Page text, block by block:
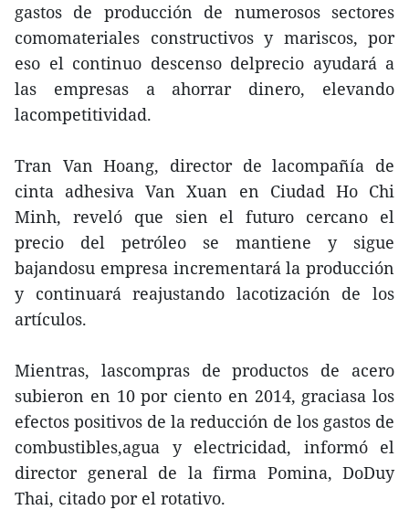
gastos de producción de numerosos sectores
comomateriales constructivos y mariscos, por
eso el continuo descenso delprecio ayudará a
las empresas a ahorrar dinero, elevando
lacompetitividad.
Tran Van Hoang, director de lacompañía de
cinta adhesiva Van Xuan en Ciudad Ho Chi
Minh, reveló que sien el futuro cercano el
precio del petróleo se mantiene y sigue
bajandosu empresa incrementará la producción
y continuará reajustando lacotización de los
artículos.
Mientras, lascompras de productos de acero
subieron en 10 por ciento en 2014, graciasa los
efectos positivos de la reducción de los gastos de
combustibles,agua y electricidad, informó el
director general de la firma Pomina, DoDuy
Thai, citado por el rotativo.